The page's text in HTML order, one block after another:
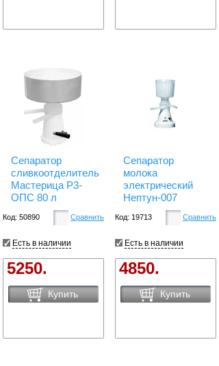
Сепаратор
сливкоотделитель
Мастерица Р3-
ОПС 80 л
Код: 50890 Сравнить
Есть в наличии
5250.
Купить
Сепаратор
молока
электрический
Нептун-007
Код: 19713 Сравнить
Есть в наличии
4850.
Купить